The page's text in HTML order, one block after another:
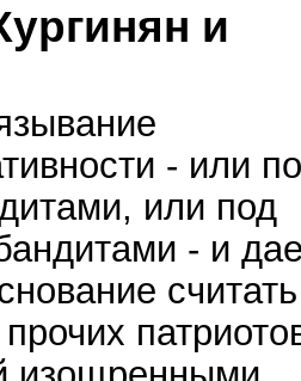
и
- или
или под
- и
считать